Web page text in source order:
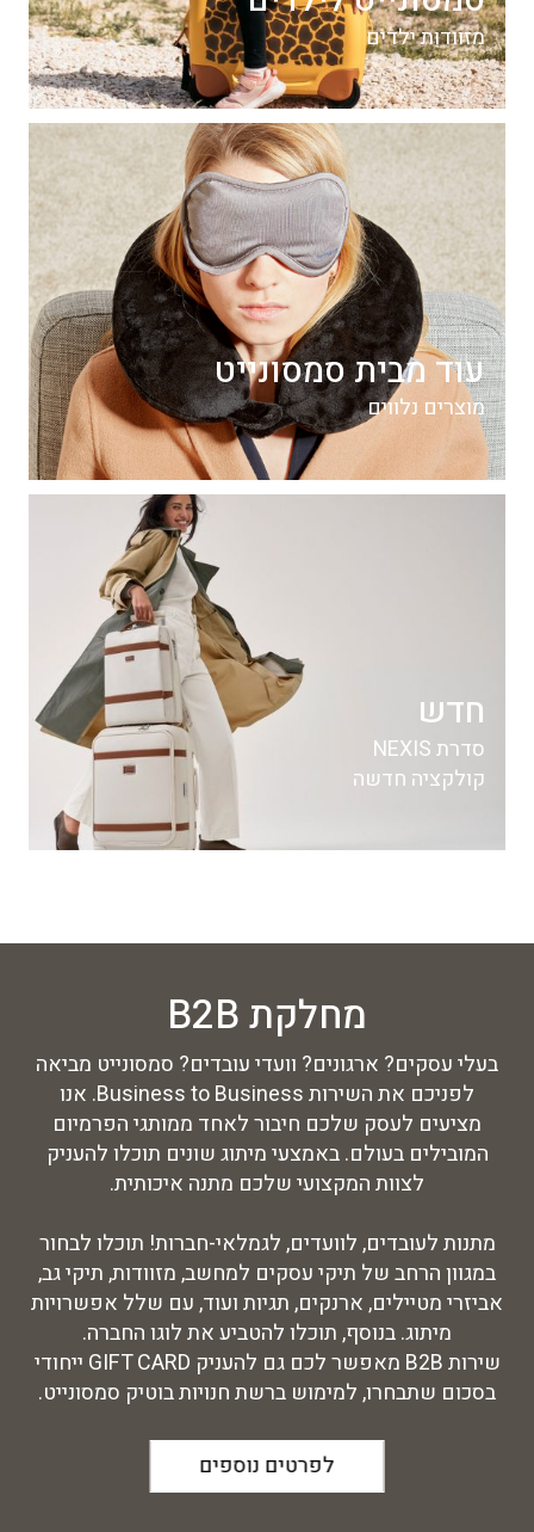
מזוודות ילדים
עוד מבית סמסונייט
מוצרים נלווים
חדש
סדרת NEXIS
קולקציה חדשה
מחלקת B2B
בעלי עסקים? ארגונים? וועדי עובדים? סמסונייט מביאה
לפניכם את השירות Business to Business. אנו
מציעים לעסק שלכם חיבור לאחד ממותגי הפרמיום
המובילים בעולם. באמצעי מיתוג שונים תוכלו להעניק
לצוות המקצועי שלכם מתנה איכותית.
מתנות לעובדים, לוועדים, לגמלאי-חברות! תוכלו לבחור
במגוון הרחב של תיקי עסקים למחשב, מזוודות, תיקי גב,
אביזרי מטיילים, ארנקים, תגיות ועוד, עם שלל אפשרויות
מיתוג. בנוסף, תוכלו להטביע את לוגו החברה.
שירות B2B מאפשר לכם גם להעניק GIFT CARD ייחודי
בסכום שתבחרו, למימוש ברשת חנויות בוטיק סמסונייט.
לפרטים נוספים